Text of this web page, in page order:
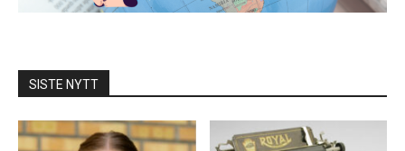
SISTE NYTT